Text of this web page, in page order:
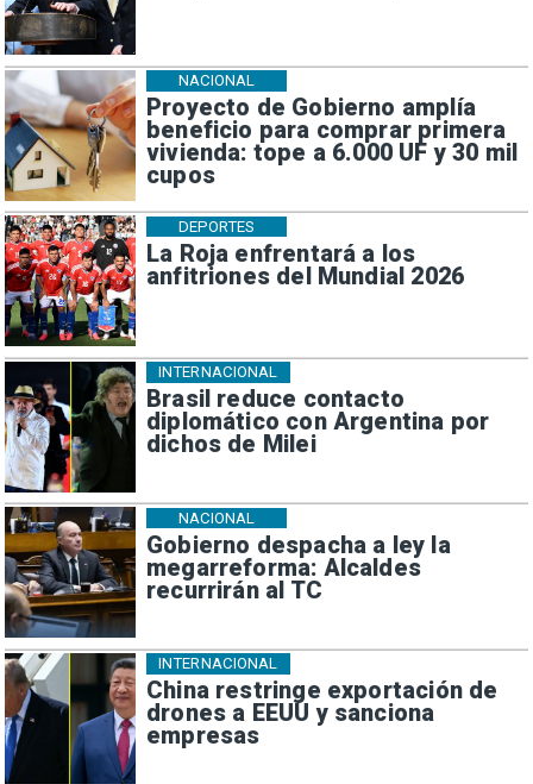
Proyecto de Gobierno amplía
beneficio para comprar primera
vivienda: tope a 6.000 UF y 30 mil
cupos
NACIONAL
La Roja enfrentará a los
anfitriones del Mundial 2026
DEPORTES
Brasil reduce contacto
diplomático con Argentina por
dichos de Milei
INTERNACIONAL
Gobierno despacha a ley la
megarreforma: Alcaldes
recurrirán al TC
NACIONAL
China restringe exportación de
drones a EEUU y sanciona
empresas
INTERNACIONAL